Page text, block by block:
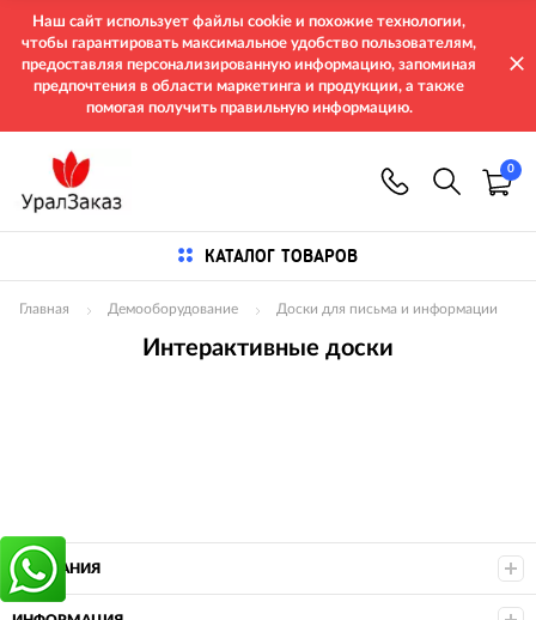
Наш сайт использует файлы cookie и похожие технологии,
чтобы гарантировать максимальное удобство пользователям,
предоставляя персонализированную информацию, запоминая
предпочтения в области маркетинга и продукции, а также
помогая получить правильную информацию.
0
КАТАЛОГ ТОВАРОВ
Главная Демооборудование Доски для письма и информации
Интерактивные доски
КОМПАНИЯ